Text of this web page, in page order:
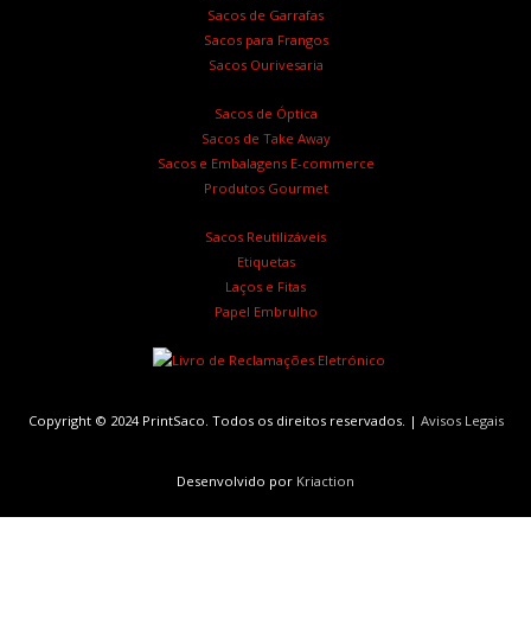
Sacos de Garrafas
Sacos para Frangos
Sacos Ourivesaria
Sacos de Óptica
Sacos de Take Away
Sacos e Embalagens E-commerce
Produtos Gourmet
Sacos Reutilizáveis
Etiquetas
Laços e Fitas
Papel Embrulho
Copyright © 2024 PrintSaco. Todos os direitos reservados. | Avisos Legais
Desenvolvido por Kriaction